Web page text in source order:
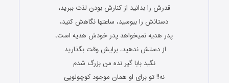
ﻗﺪﺭﺵ ﺭﺍ ﺑﺪﺍﻧﻴﺪ ﺍﺯ ﻛﻨﺎﺭﺵ ﺑﻮﺩﻥ ﻟﺬﺕ ﺑﺒﺮﻳﺪ،
ﺩﺳﺘﺎﻧﺶ ﺭﺍ ﺑﺒﻮﺳﻴﺪ، ﺳﺎﻋﺘﻬﺎ ﻧﮕﺎﻫﺶ ﻛﻨﻴﺪ،
ﭘﺪﺭ ﻫﺪﻳﻪ ﻧﻤﻴﺨﻮﺍﻫﺪ ﭘﺪﺭ ﺧﻮﺩﺵ ﻫﺪﻳﻪ ﺍﺳﺖ،
ﺍﺯ ﺩﺳﺘﺶ ﻧﺪﻫﻴﺪ، ﺑﺮﺍﻳﺶ ﻭﻗﺖ ﺑﮕﺬﺍﺭﻳﺪ.
ﻧﮕﻴﺪ ﺑﺎﺑﺎ ﮔﻴﺮ ﻧﺪﻩ ﻣﻦ ﺑﺰﺭﮒ ﺷﺪﻡ
ﻧﻪ!! ﺗﻮ ﺑﺮﺍی ﺍﻭ ﻫﻤﺎﻥ ﻣﻮﺟﻮﺩ ﻛﻮﭼﻮﻟﻮیی